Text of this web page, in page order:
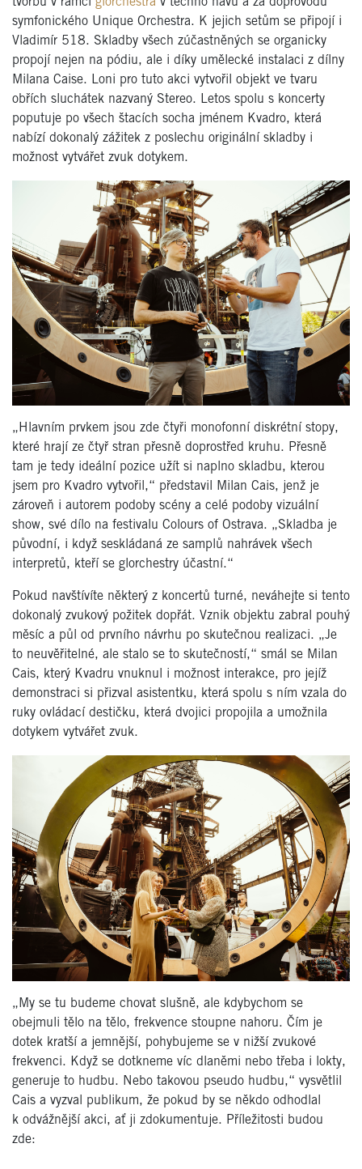
symfonického Unique Orchestra. K jejich setům se připojí i
Vladimír 518. Skladby všech zúčastněných se organicky
propojí nejen na pódiu, ale i díky umělecké instalaci z dílny
Milana Caise. Loni pro tuto akci vytvořil objekt ve tvaru
obřích sluchátek nazvaný Stereo. Letos spolu s koncerty
poputuje po všech štacích socha jménem Kvadro, která
nabízí dokonalý zážitek z poslechu originální skladby i
možnost vytvářet zvuk dotykem.
„Hlavním prvkem jsou zde čtyři monofonní diskrétní stopy,
které hrají ze čtyř stran přesně doprostřed kruhu. Přesně
tam je tedy ideální pozice užít si naplno skladbu, kterou
jsem pro Kvadro vytvořil,“ představil Milan Cais, jenž je
zároveň i autorem podoby scény a celé podoby vizuální
show, své dílo na festivalu Colours of Ostrava. „Skladba je
původní, i když seskládaná ze samplů nahrávek všech
interpretů, kteří se glorchestry účastní.“
Pokud navštívíte některý z koncertů turné, neváhejte si tento
dokonalý zvukový požitek dopřát. Vznik objektu zabral pouhý
měsíc a půl od prvního návrhu po skutečnou realizaci. „Je
to neuvěřitelné, ale stalo se to skutečností,“ smál se Milan
Cais, který Kvadru vnuknul i možnost interakce, pro jejíž
demonstraci si přizval asistentku, která spolu s ním vzala do
ruky ovládací destičku, která dvojici propojila a umožnila
dotykem vytvářet zvuk.
„My se tu budeme chovat slušně, ale kdybychom se
obejmuli tělo na tělo, frekvence stoupne nahoru. Čím je
dotek kratší a jemnější, pohybujeme se v nižší zvukové
frekvenci. Když se dotkneme víc dlaněmi nebo třeba i lokty,
generuje to hudbu. Nebo takovou pseudo hudbu,“ vysvětlil
Cais a vyzval publikum, že pokud by se někdo odhodlal
k odvážnější akci, ať ji zdokumentuje. Příležitosti budou
zde: